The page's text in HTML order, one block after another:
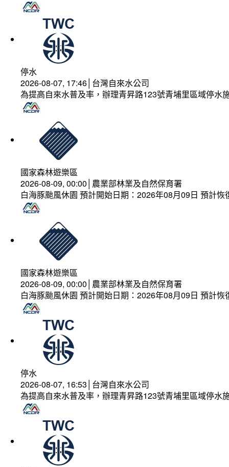
停水
2026-08-07, 17:46│台灣自來水公司
為提高自來水普及率，辦理青昇路123號青埔里區域停水
國家森林遊樂區
2026-08-09, 00:00│農業部林業及自然保育署
白海豚颱風休園 預計開始日期：2026年08月09日 預計
國家森林遊樂區
2026-08-09, 00:00│農業部林業及自然保育署
白海豚颱風休園 預計開始日期：2026年08月09日 預計
停水
2026-08-07, 16:53│台灣自來水公司
為提高自來水普及率，辦理青昇路123號青埔里區域停水